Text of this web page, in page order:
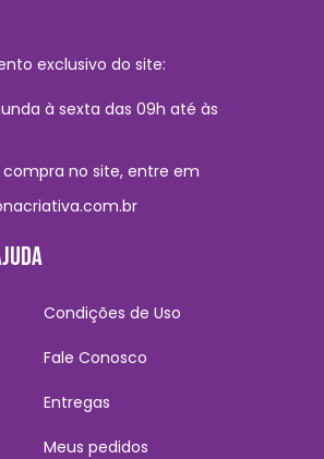
exclusivo do site:
à sexta das 09h até às
no site, entre em
Condições de Uso
Fale Conosco
Entregas
Meus pedidos